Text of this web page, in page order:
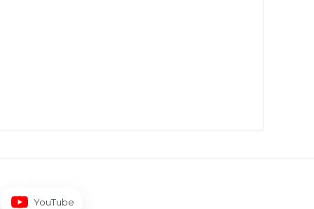
YouTube